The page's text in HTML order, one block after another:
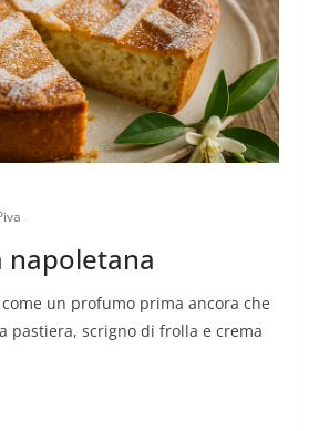
napoletana
un profumo prima ancora che
pastiera, scrigno di frolla e crema